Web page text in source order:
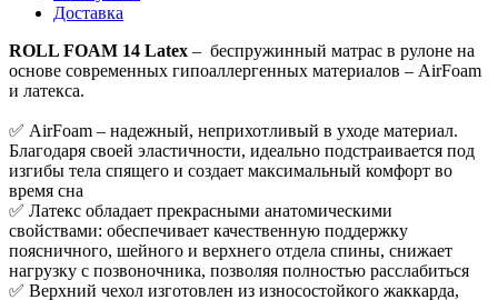
Доставка
ROLL FOAM 14 Latex – беспружинный матрас в рулоне на
основе современных гипоаллергенных материалов – AirFoam
и латекса.
✅ AirFoam – надежный, неприхотливый в уходе материал.
Благодаря своей эластичности, идеально подстраивается под
изгибы тела спящего и создает максимальный комфорт во
время сна
✅ Латекс обладает прекрасными анатомическими
свойствами: обеспечивает качественную поддержку
поясничного, шейного и верхнего отдела спины, снижает
нагрузку с позвоночника, позволяя полностью расслабиться
✅ Верхний чехол изготовлен из износостойкого жаккарда,